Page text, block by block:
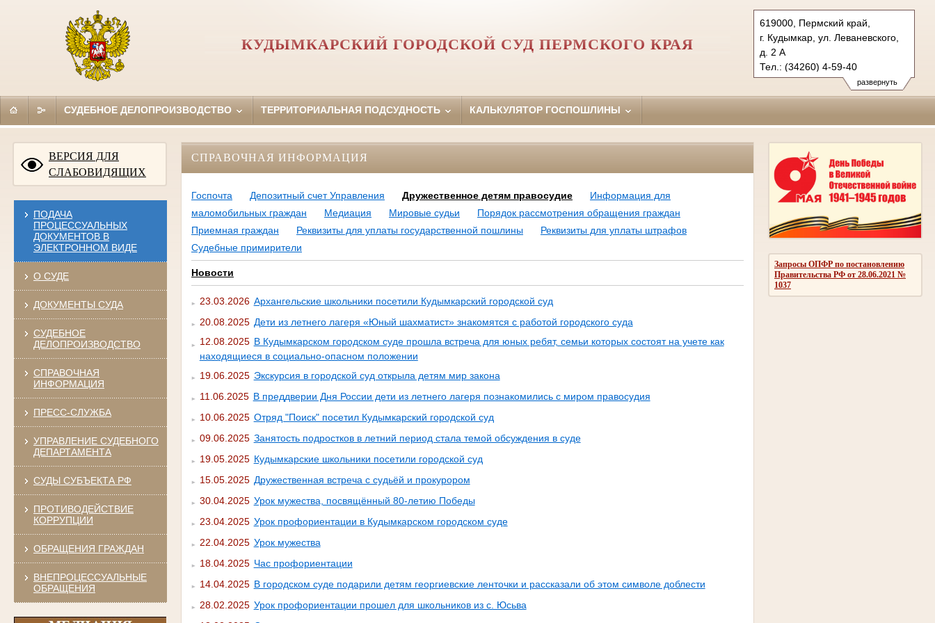
развернуть
619000, Пермский край,
г. Кудымкар, ул. Леваневского,
д. 2 А
Тел.: (34260) 4-59-40
kudymkarsky.kpo@sudrf.ru
КУДЫМКАРСКИЙ ГОРОДСКОЙ СУД ПЕРМСКОГО КРАЯ
СУДЕБНОЕ ДЕЛОПРОИЗВОДСТВО ТЕРРИТОРИАЛЬНАЯ ПОДСУДНОСТЬ КАЛЬКУЛЯТОР ГОСПОШЛИНЫ
ВЕРСИЯ ДЛЯ
СЛАБОВИДЯЩИХ
ПОДАЧА
ПРОЦЕССУАЛЬНЫХ
ДОКУМЕНТОВ В
ЭЛЕКТРОННОМ ВИДЕ
О СУДЕ
ДОКУМЕНТЫ СУДА
СУДЕБНОЕ
ДЕЛОПРОИЗВОДСТВО
СПРАВОЧНАЯ
ИНФОРМАЦИЯ
ПРЕСС-СЛУЖБА
УПРАВЛЕНИЕ СУДЕБНОГО
ДЕПАРТАМЕНТА
СУДЫ СУБЪЕКТА РФ
ПРОТИВОДЕЙСТВИЕ
КОРРУПЦИИ
ОБРАЩЕНИЯ ГРАЖДАН
ВНЕПРОЦЕССУАЛЬНЫЕ
ОБРАЩЕНИЯ
Запросы ОПФР по постановлению
Правительства РФ от 28.06.2021 №
1037
СПРАВОЧНАЯ ИНФОРМАЦИЯ
Госпочта Депозитный счет Управления Дружественное детям правосудие
Информация для
маломобильных граждан
Медиация Мировые судьи
Порядок рассмотрения обращения граждан
Приемная граждан
Реквизиты для уплаты государственной пошлины
Реквизиты для уплаты штрафов
Судебные примирители
Новости
23.03.2026 Архангельские школьники посетили Кудымкарский городской суд
20.08.2025 Дети из летнего лагеря «Юный шахматист» знакомятся с работой городского суда
12.08.2025 В Кудымкарском городском суде прошла встреча для юных ребят, семьи которых состоят на учете как
находящиеся в социально-опасном положении
19.06.2025 Экскурсия в городской суд открыла детям мир закона
11.06.2025 В преддверии Дня России дети из летнего лагеря познакомились с миром правосудия
10.06.2025 Отряд "Поиск" посетил Кудымкарский городской суд
09.06.2025 Занятость подростков в летний период стала темой обсуждения в суде
19.05.2025 Кудымкарские школьники посетили городской суд
15.05.2025 Дружественная встреча с судьёй и прокурором
30.04.2025 Урок мужества, посвящённый 80-летию Победы
23.04.2025 Урок профориентации в Кудымкарском городском суде
22.04.2025 Урок мужества
18.04.2025 Час профориентации
14.04.2025 В городском суде подарили детям георгиевские ленточки и рассказали об этом символе доблести
28.02.2025 Урок профориентации прошел для школьников из с. Юсьва